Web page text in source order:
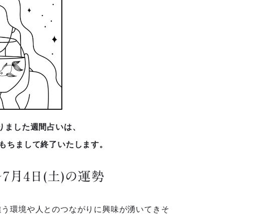
した週間占いは、
まして終了いたします。
月4日(土)の運勢
環境や人とのつながりに興味が湧いてきそ